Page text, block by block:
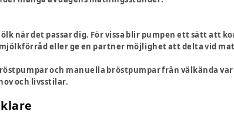
när det passar dig. För vissa blir pumpen ett sätt att
eller ge en partner möjlighet att delta vid
och manuella bröstpumpar från välkända
och livsstilar.